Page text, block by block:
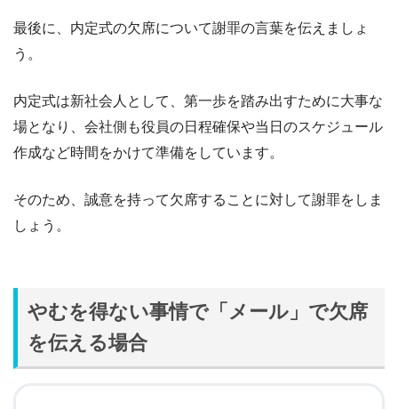
最後に、内定式の欠席について謝罪の言葉を伝えましょ
う。
内定式は新社会人として、第一歩を踏み出すために大事な
場となり、会社側も役員の日程確保や当日のスケジュール
作成など時間をかけて準備をしています。
そのため、誠意を持って欠席することに対して謝罪をしま
しょう。
やむを得ない事情で「メール」で欠席
を伝える場合